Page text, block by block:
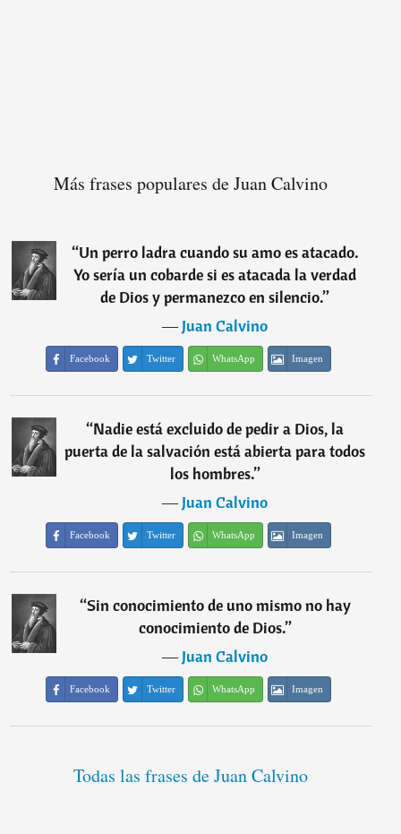
Más frases populares de Juan Calvino
“Un perro ladra cuando su amo es atacado.
Yo sería un cobarde si es atacada la verdad
de Dios y permanezco en silencio.”
―Juan Calvino
Facebook Twitter WhatsApp Imagen
“Nadie está excluido de pedir a Dios, la
puerta de la salvación está abierta para todos
los hombres.”
―Juan Calvino
Facebook Twitter WhatsApp Imagen
“Sin conocimiento de uno mismo no hay
conocimiento de Dios.”
―Juan Calvino
Facebook Twitter WhatsApp Imagen
Todas las frases de Juan Calvino